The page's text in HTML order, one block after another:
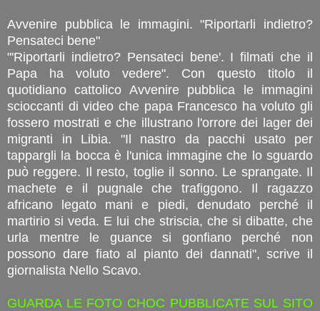
Avvenire pubblica le immagini. "Riportarli indietro?
Pensateci bene"
"'Riportarli indietro? Pensateci bene'. I filmati che il
Papa ha voluto vedere". Con questo titolo il
quotidiano cattolico Avvenire pubblica le immagini
scioccanti di video che papa Francesco ha voluto gli
fossero mostrati e che illustrano l'orrore dei lager dei
migranti in Libia. "Il nastro da pacchi usato per
tappargli la bocca è l'unica immagine che lo sguardo
può reggere. Il resto, toglie il sonno. Le sprangate. Il
machete e il pugnale che trafiggono. Il ragazzo
africano legato mani e piedi, denudato perché il
martirio si veda. E lui che striscia, che si dibatte, che
urla mentre le guance si gonfiano perché non
possono dare fiato al pianto dei dannati", scrive il
giornalista Nello Scavo.
GUARDA LE FOTO CHOC PUBBLICATE SUL SITO